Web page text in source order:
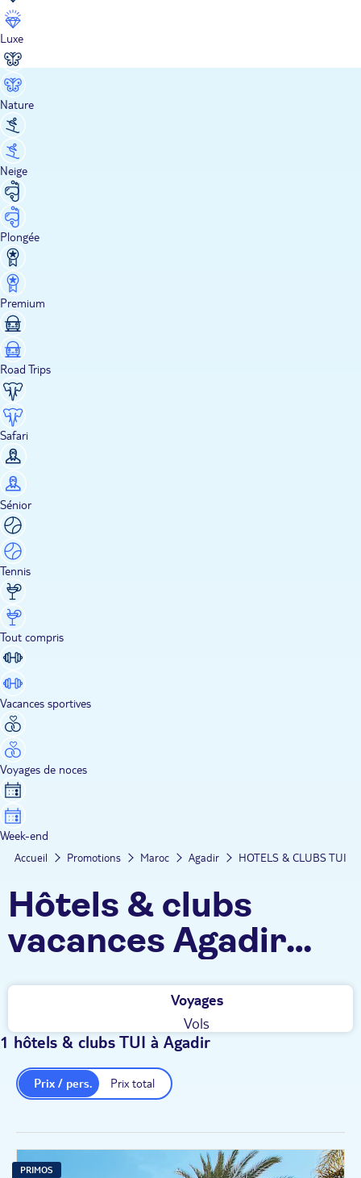
Luxe
Nature
Neige
Plongée
Premium
Road Trips
Safari
Sénior
Tennis
Tout compris
Vacances sportives
Voyages de noces
Week-end
Accueil Promotions Maroc Agadir HOTELS & CLUBS TUI
Hôtels & clubs
vacances Agadir
pas cher
Voyages
Vols
1 hôtels & clubs TUI à Agadir
Prix total
Prix / pers.
PRIMOS